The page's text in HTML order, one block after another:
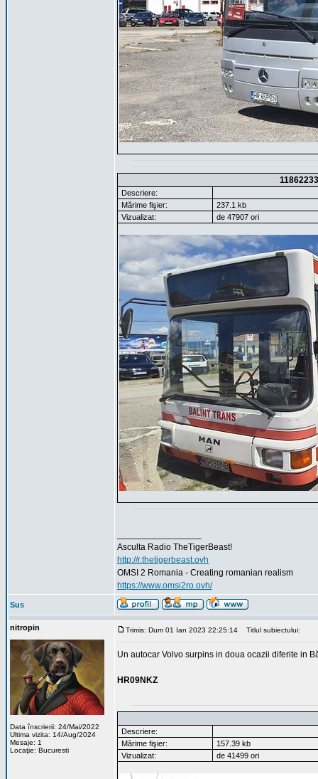
Descriere:
Mărime fişier:
237.1 kb
Vizualizat:
de 47907 ori
Asculta Radio TheTigerBeast!
http://r.thetigerbeast.ovh
OMSI 2 Romania - Creating romanian realism
https://www.omsi2ro.ovh/
Sus
nitropin
Data înscrierii: 24/Mai/2022
Ultima vizita: 14/Aug/2024
Mesaje: 1
Locaţie: Bucuresti
Trimis: Dum 01 Ian 2023 22:25:14 Titlul subiectului:
Un autocar Volvo surpins in doua ocazii diferite in
HR09NKZ
Descriere:
Mărime fişier:
157.39 kb
Vizualizat:
de 41499 ori